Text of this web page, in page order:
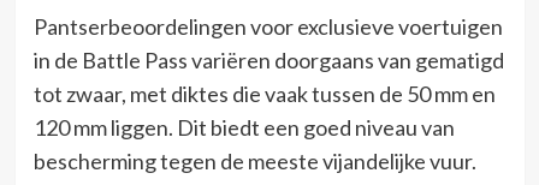
Pantserbeoordelingen voor exclusieve voertuigen
in de Battle Pass variëren doorgaans van gematigd
tot zwaar, met diktes die vaak tussen de 50 mm en
120 mm liggen. Dit biedt een goed niveau van
bescherming tegen de meeste vijandelijke vuur.